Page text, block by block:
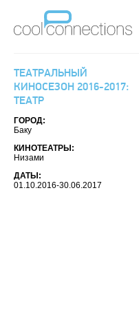
ТЕАТРАЛЬНЫЙ
КИНОСЕЗОН 2016-2017:
ТЕАТР
ГОРОД:
Баку
КИНОТЕАТРЫ:
Низами
ДАТЫ:
01.10.2016-30.06.2017